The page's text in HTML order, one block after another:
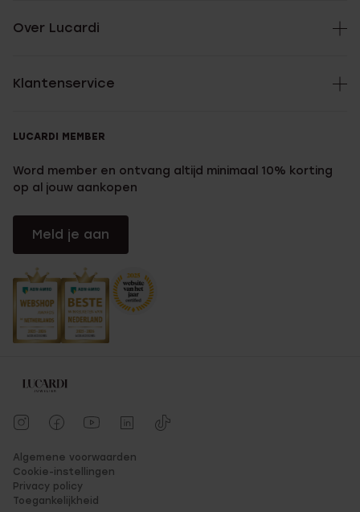
Over Lucardi
Klantenservice
LUCARDI MEMBER
Word member en ontvang altijd minimaal 10% korting
op al jouw aankopen
Meld je aan
Algemene voorwaarden
Cookie-instellingen
Privacy policy
Toegankelijkheid